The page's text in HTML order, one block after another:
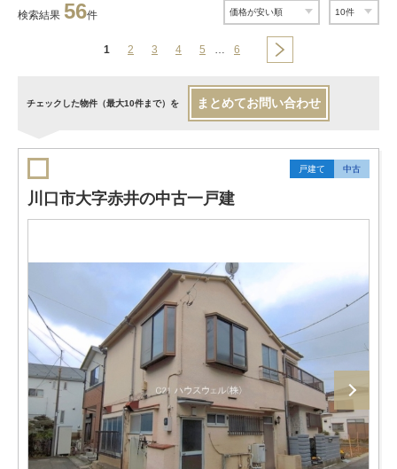
検索結果 56件
1 2 3 4 5 … 6
チェックした物件（最大10件まで）を まとめてお問い合わせ
戸建て 中古
川口市大字赤井の中古一戸建